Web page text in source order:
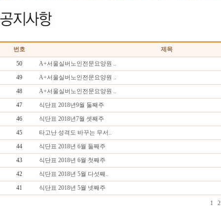
번호 제목
50
A+서울실버노인전문요양원 ..
49
A+서울실버노인전문요양원 ..
48
A+서울실버노인전문요양원 ..
47
식단표 2018년9월 둘째주
46
식단표 2018년7월 셋째주
45
타고난 성격도 바꾸는 무서..
44
식단표 2018년 6월 둘째주
43
식단표 2018년 6월 첫째주
42
식단표 2018년 5월 다섯째..
41
식단표 2018년 5월 넷째주
1 2